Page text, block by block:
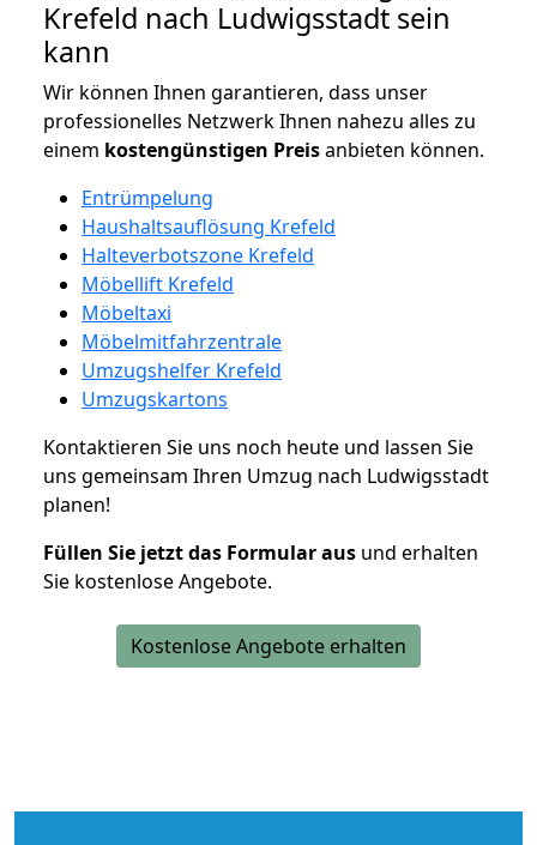
Krefeld nach Ludwigsstadt sein
kann
Wir können Ihnen garantieren, dass unser
professionelles Netzwerk Ihnen nahezu alles zu
einem kostengünstigen Preisanbieten können.
Entrümpelung
Haushaltsauflösung Krefeld
Halteverbotszone Krefeld
Möbellift Krefeld
Möbeltaxi
Möbelmitfahrzentrale
Umzugshelfer Krefeld
Umzugskartons
Kontaktieren Sie uns noch heute und lassen Sie
uns gemeinsam Ihren Umzug nach Ludwigsstadt
planen!
Füllen Sie jetzt das Formular aus und erhalten
Sie kostenlose Angebote.
Kostenlose Angebote erhalten